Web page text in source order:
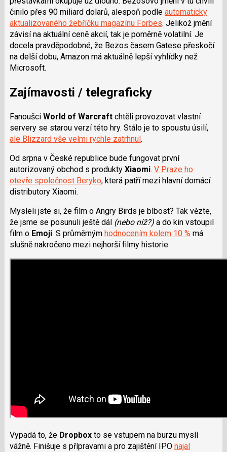
činilo přes 90 miliard dolarů, alespoň podle automaticky
aktualizovaného žebříčku magazínu Forbes. Jelikož jmění
závisí na aktuální ceně akcií, tak je poměrně volatilní. Je
docela pravděpodobné, že Bezos časem Gatese přeskočí
na delší dobu, Amazon má aktuálně lepší vyhlídky než
Microsoft.
Zajímavosti / telegraficky
Fanoušci World of Warcraftchtěli provozovat vlastní
servery se starou verzí této hry. Stálo je to spoustu úsilí,
ale Blizzard vše velmi rychle zatrhnul .
Od srpna v České republice bude fungovat první
autorizovaný obchod s produkty Xiaomi. V Praze ho
otevře společnost Beryko, která patří mezi hlavní domácí
distributory Xiaomi.
Mysleli jste si, že film o Angry Birds je blbost? Tak vězte,
že jsme se posunuli ještě dál (nebo níž?)a do kin vstoupil
film o Emoji. S průměrným hodnocením kolem 10 % má
slušně nakročeno mezi nejhorší filmy historie.
Vypadá to, že Dropboxto se vstupem na burzu myslí
vážně. Finišuje s přípravami a pro zajištění IPO najal